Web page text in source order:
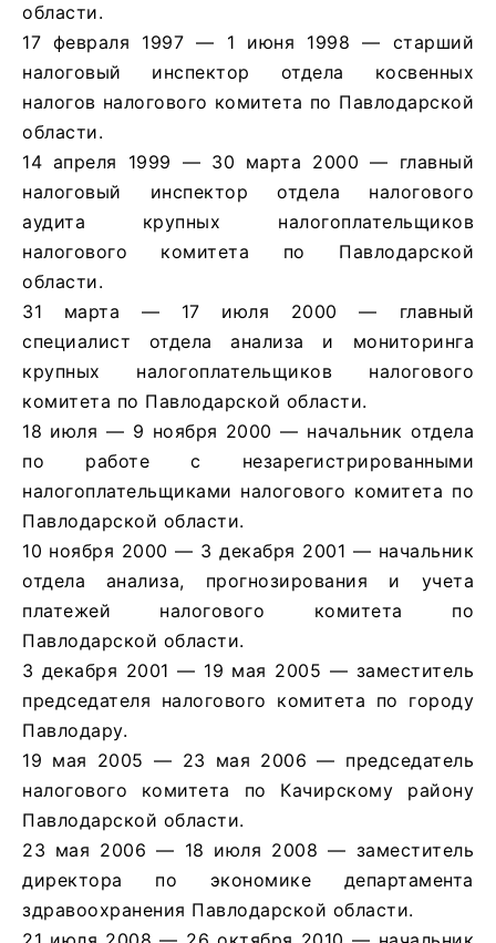
области.
17 февраля 1997 — 1 июня 1998 — старший
налоговый инспектор отдела косвенных
налогов налогового комитета по Павлодарской
области.
14 апреля 1999 — 30 марта 2000 — главный
налоговый инспектор отдела налогового
аудита крупных налогоплательщиков
налогового комитета по Павлодарской
области.
31 марта — 17 июля 2000 — главный
специалист отдела анализа и мониторинга
крупных налогоплательщиков налогового
комитета по Павлодарской области.
18 июля — 9 ноября 2000 — начальник отдела
по работе с незарегистрированными
налогоплательщиками налогового комитета по
Павлодарской области.
10 ноября 2000 — 3 декабря 2001 — начальник
отдела анализа, прогнозирования и учета
платежей налогового комитета по
Павлодарской области.
3 декабря 2001 — 19 мая 2005 — заместитель
председателя налогового комитета по городу
Павлодару.
19 мая 2005 — 23 мая 2006 — председатель
налогового комитета по Качирскому району
Павлодарской области.
23 мая 2006 — 18 июля 2008 — заместитель
директора по экономике департамента
здравоохранения Павлодарской области.